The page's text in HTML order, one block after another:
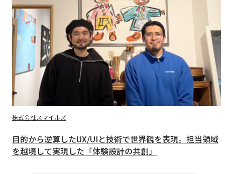
株式会社スマイルズ
目的から逆算したUX/UIと技術で世界観を表現。担当領域
を越境して実現した「体験設計の共創」